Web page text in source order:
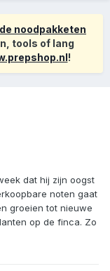
noodpakketen
tools of lang
!
dat hij zijn oogst
noten gaat
groeien tot nieuwe
op de finca. Zo